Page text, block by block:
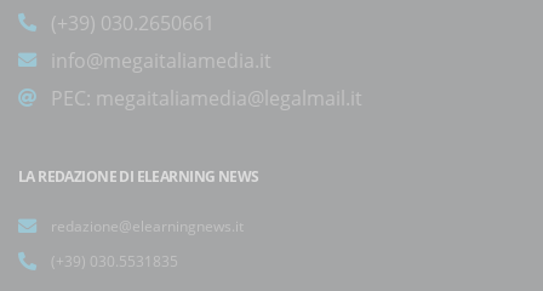
(+39) 030.2650661
info@megaitaliamedia.it
PEC: megaitaliamedia@legalmail.it
LA REDAZIONE DI ELEARNING NEWS
redazione@elearningnews.it
(+39) 030.5531835